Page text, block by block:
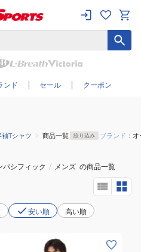
ンド セール クーポン
に絞り込む
袖Tシャツ 商品一覧 絞り込み ブランド： オ
パシフィック / メンズ の商品一覧
安い順 高い順